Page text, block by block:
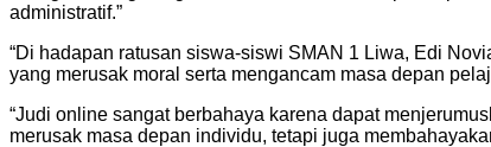
administratif.”
“Di hadapan ratusan siswa-siswi SMAN 1 Liwa, Edi
yang merusak moral serta mengancam masa depan
“Judi online sangat berbahaya karena dapat
merusak masa depan individu, tetapi juga